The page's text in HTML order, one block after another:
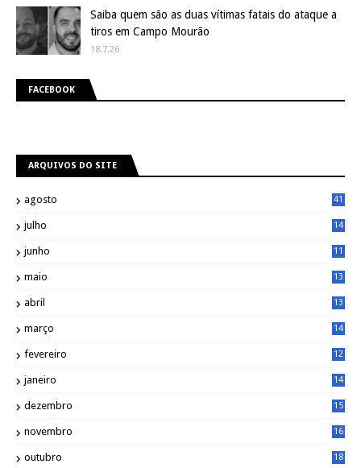
Saiba quem são as duas vítimas fatais do ataque a
tiros em Campo Mourão
18.7.26
FACEBOOK
ARQUIVOS DO SITE
agosto 41
julho
14
junho
11
maio
13
abril
13
março
14
fevereiro
12
janeiro
14
dezembro
15
novembro
16
outubro
18